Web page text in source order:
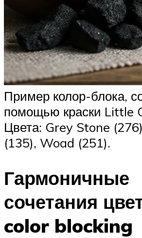
Пример колор-блока,
помощью краски Little
Цвета: Grey Stone
(135), Woad (251).
Гармоничные
сочетания
color blocking